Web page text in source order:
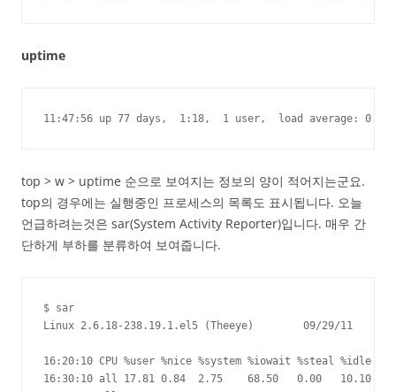
uptime
11:47:56 up 77 days,  1:18,  1 user,  load average:
top > w > uptime 순으로 보여지는 정보의 양이 적어지는군요.
top의 경우에는 실행중인 프로세스의 목록도 표시됩니다. 오늘
언급하려는것은 sar(System Activity Reporter)입니다. 매우 간
단하게 부하를 분류하여 보여줍니다.
$ sar
Linux 2.6.18-238.19.1.el5 (Theeye)        09/29/11
16:20:10 CPU %user %nice %system %iowait %steal %idle
16:30:10 all 17.81 0.84  2.75    68.50   0.00   10.10